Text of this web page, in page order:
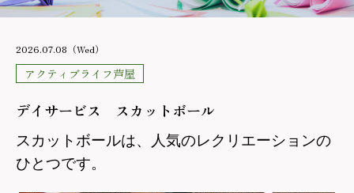
2026.07.08（Wed）
アクティブライフ芦屋
デイサービス スカットボール
スカットボールは、人気のレクリエーションの
ひとつです。